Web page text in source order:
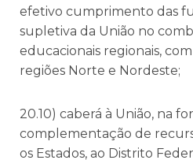
efetivo cumprimento das
supletiva da União no
educacionais regionais,
regiões Norte e Nordeste;
20.10) caberá à União, na
complementação de
os Estados, ao Distrito